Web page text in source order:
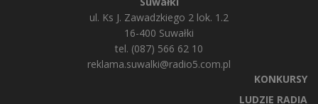
ul. Ks J. Zawadzkiego 2 lok. 1.2
16-400 Suwałki
tel. (087) 566 62 10
reklama.suwalki@radio5.com.pl
KONKURSY
LUDZIE RADIA